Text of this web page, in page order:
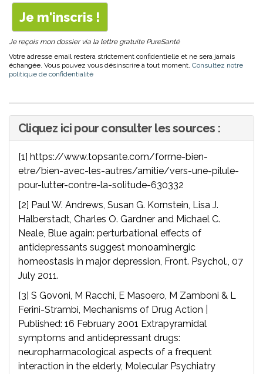
Je reçois mon dossier via la lettre gratuite PureSanté
Votre adresse email restera strictement confidentielle et ne sera jamais
échangée. Vous pouvez vous désinscrire à tout moment. Consultez notre
politique de confidentialité
Cliquez ici pour consulter les sources :
[1] https://www.topsante.com/forme-bien-
etre/bien-avec-les-autres/amitie/vers-une-pilule-
pour-lutter-contre-la-solitude-630332
[2] Paul W. Andrews, Susan G. Kornstein, Lisa J.
Halberstadt, Charles O. Gardner and Michael C.
Neale, Blue again: perturbational effects of
antidepressants suggest monoaminergic
homeostasis in major depression, Front. Psychol., 07
July 2011.
[3] S Govoni, M Racchi, E Masoero, M Zamboni & L
Ferini-Strambi, Mechanisms of Drug Action |
Published: 16 February 2001 Extrapyramidal
symptoms and antidepressant drugs:
neuropharmacological aspects of a frequent
interaction in the elderly, Molecular Psychiatry